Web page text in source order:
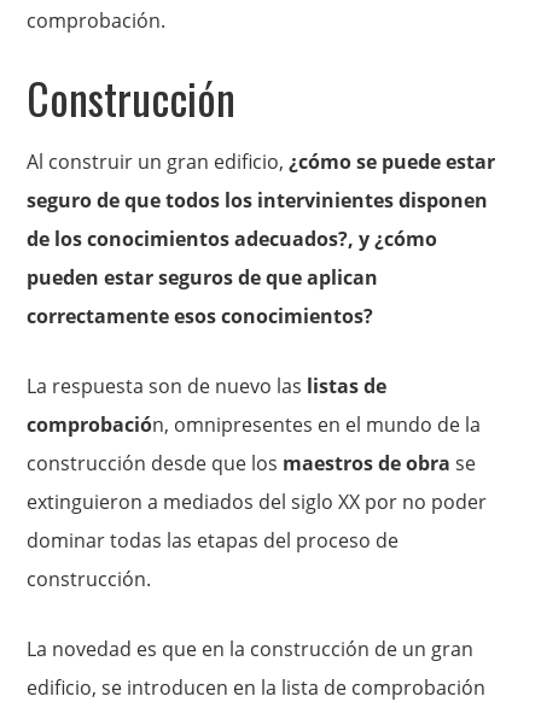
comprobación.
Construcción
Al construir un gran edificio, ¿cómo se puede estar
seguro de que todos los intervinientes disponen
de los conocimientos adecuados?, y ¿cómo
pueden estar seguros de que aplican
correctamente esos conocimientos?
La respuesta son de nuevo las listas de
comprobación, omnipresentes en el mundo de la
construcción desde que los maestros de obra se
extinguieron a mediados del siglo XX por no poder
dominar todas las etapas del proceso de
construcción.
La novedad es que en la construcción de un gran
edificio, se introducen en la lista de comprobación